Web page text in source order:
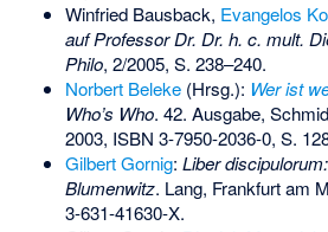
Winfried Bausback, Evangelos
auf Professor Dr. Dr. h. c. mult.
Philo, 2/2005, S. 238–240.
Norbert Beleke(Hrsg.): Wer ist
Who’s Who. 42. Ausgabe,
2003, ISBN 3-7950-2036-0, S.
Gilbert Gornig: Liber
Blumenwitz. Lang, Frankfurt am
3-631-41630-X.